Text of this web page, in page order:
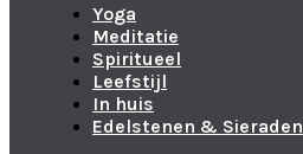
Yoga
Meditatie
Spiritueel
Leefstijl
In huis
Edelstenen & Sieraden